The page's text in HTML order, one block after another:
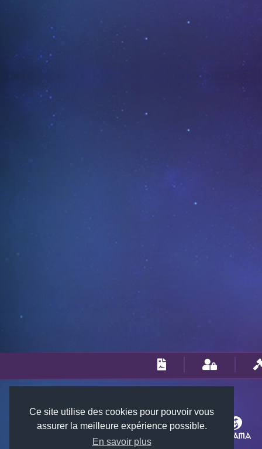
Ce site utilise des cookies pour pouvoir vous
assurer la meilleure expérience possible.
En savoir plus